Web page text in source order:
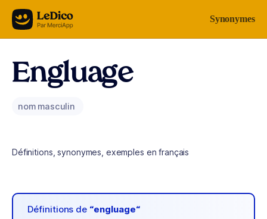
Aller au contenu Synonymes
Engluage
nom masculin
Définitions, synonymes, exemples en français
Définitions de “engluage“